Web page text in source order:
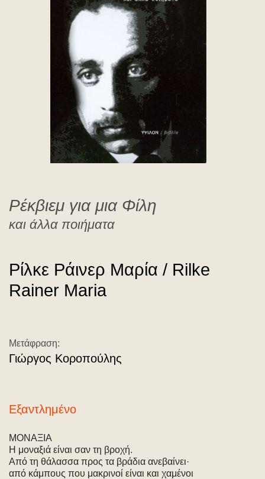
Ρέκβιεμ για μια Φίλη
και άλλα ποιήματα
Ρίλκε Ράινερ Μαρία / Rilke
Rainer Maria
Μετάφραση:
Γιώργος Κοροπούλης
Εξαντλημένο
ΜΟΝΑΞΙΑ
Η μοναξιά είναι σαν τη βροχή.
Από τη θάλασσα προς τα βράδια ανεβαίνει·
από κάμπους που μακρινοί είναι και χαμένοι